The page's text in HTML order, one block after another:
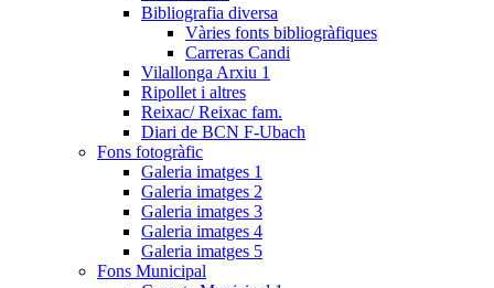
Bibliografia diversa
Vàries fonts bibliogràfiques
Carreras Candi
Vilallonga Arxiu 1
Ripollet i altres
Reixac/ Reixac fam.
Diari de BCN F-Ubach
Fons fotogràfic
Galeria imatges 1
Galeria imatges 2
Galeria imatges 3
Galeria imatges 4
Galeria imatges 5
Fons Municipal